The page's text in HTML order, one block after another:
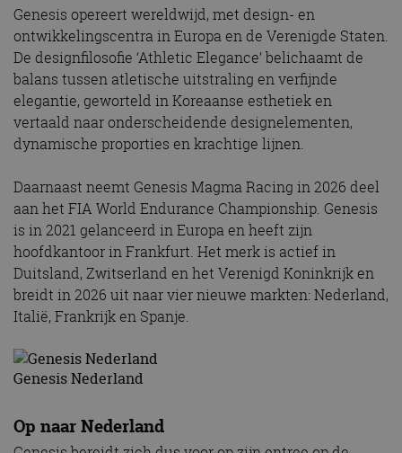
Genesis opereert wereldwijd, met design- en
ontwikkelingscentra in Europa en de Verenigde Staten.
De designfilosofie ‘Athletic Elegance’ belichaamt de
balans tussen atletische uitstraling en verfijnde
elegantie, geworteld in Koreaanse esthetiek en
vertaald naar onderscheidende designelementen,
dynamische proporties en krachtige lijnen.
Daarnaast neemt Genesis Magma Racing in 2026 deel
aan het FIA World Endurance Championship. Genesis
is in 2021 gelanceerd in Europa en heeft zijn
hoofdkantoor in Frankfurt. Het merk is actief in
Duitsland, Zwitserland en het Verenigd Koninkrijk en
breidt in 2026 uit naar vier nieuwe markten: Nederland,
Italië, Frankrijk en Spanje.
Genesis Nederland
Op naar Nederland